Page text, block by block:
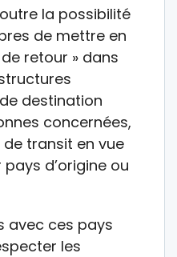
la possibilité
de mettre en
retour » dans
destination
concernées,
transit en vue
d’origine ou
avec ces pays
les